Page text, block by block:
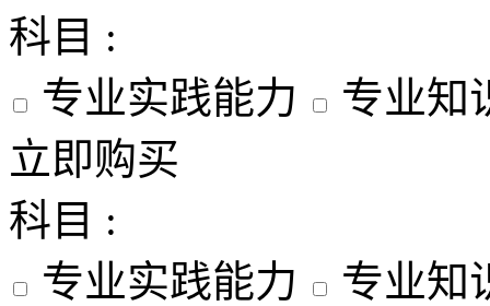
科目 :
专业实践能力
专业知
立即购买
科目 :
专业实践能力
专业知